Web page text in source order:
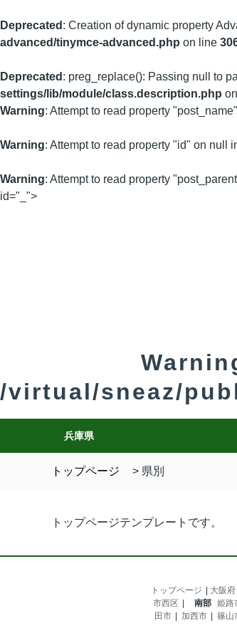
Deprecated : Creation of dynamic property
advanced/tinymce-advanced.php on line
Deprecated : preg_replace(): Passing null to
settings/lib/module/class.description.php
Warning: Attempt to read property
Warning: Attempt to read property "id" on null
Warning: Attempt to read property
id="_">
/virtual/sneaz/
兵庫県
トップページ > 県別
トップページテンプレートです。
トップページ
大阪府
市西区
南部 姫路
田市
加西市 篠山